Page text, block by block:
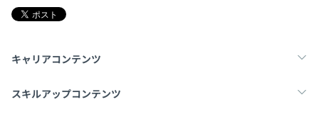
キャリアコンテンツ
転職・キャリア
スキルアップコンテンツ